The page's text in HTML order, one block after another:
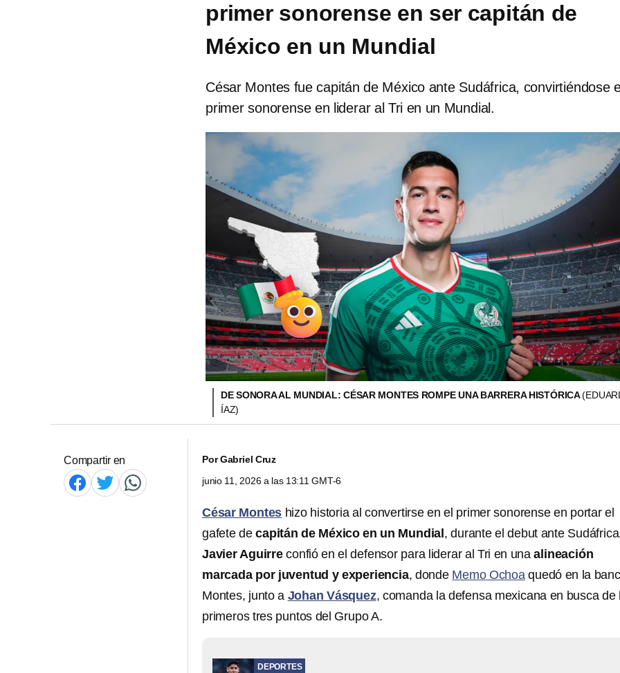
primer sonorense en ser capitán de
México en un Mundial
César Montes fue capitán de México ante Sudáfrica, convirtiéndose
primer sonorense en liderar al Tri en un Mundial.
DE SONORA AL MUNDIAL: CÉSAR MONTES ROMPE UNA BARRERA HISTÓRICA
ÍAZ)
Compartir en PorGabriel Cruz
junio 11, 2026 a las 13:11 GMT-6
César Montes hizo historia al convertirse en el primer sonorense en portar el
gafete decapitán de México en un Mundial , durante el debut ante
Javier Aguirreconfió en el defensor para liderar al Tri en unaalineación
marcada por juventud y experiencia, donde Memo Ochoaquedó en la
Montes, junto a Johan Vásquez, comanda la defensa mexicana en busca de
primeros tres puntos del Grupo A.
DEPORTES